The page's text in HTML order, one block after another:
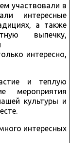
участвовали в
интересные
а также
выпечку,
интересно,
и теплую
мероприятия
культуры и
интересных